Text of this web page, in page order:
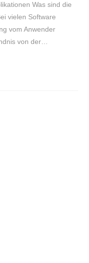
Was sind die
vielen Software
vom Anwender
von der…